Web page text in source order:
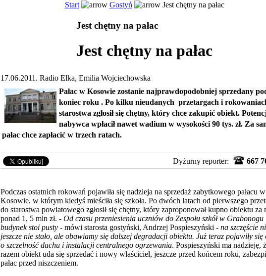
Start Gostyń Jest chętny na pałac
Jest chętny na pałac
Jest chętny na pałac
17.06.2011. Radio Elka, Emilia Wojciechowska
Pałac w Kosowie zostanie najprawdopodobniej sprzedany
koniec roku . Po kilku nieudanych przetargach i
starostwa zgłosił się chętny, który chce zakupić obiekt.
nabywca wpłacił nawet wadium w wysokości 90 tys. zł. Za
pałac chce zapłacić w trzech ratach.
Dyżurny reporter: 667
Podczas ostatnich rokowań pojawiła się nadzieja na sprzedaż zabytkowego pałacu w
Kosowie, w którym kiedyś mieściła się szkoła. Po dwóch latach od pierwszego
do starostwa powiatowego zgłosił się chętny, który zaproponował kupno obiektu za
ponad 1, 5 mln zł. - Od czasu przeniesienia uczniów do Zespołu szkół w Grabonogu
budynek stoi pusty - mówi starosta gostyński, Andrzej Pospieszyński - na szczęście
jeszcze nie stało, ale obawiamy się dalszej degradacji obiektu. Już teraz pojawiły się
o szczelność dachu i instalacji centralnego ogrzewania. Pospieszyński ma nadzieję,
razem obiekt uda się sprzedać i nowy właściciel, jeszcze przed końcem roku,
pałac przed niszczeniem.